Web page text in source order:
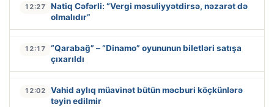
12:27
Natiq Cəfərli: “Vergi məsuliyyətdirsə, nəzarət də
olmalıdır”
12:17
“Qarabağ” – “Dinamo” oyununun biletləri satışa
çıxarıldı
12:02
Vahid aylıq müavinət bütün məcburi köçkünlərə
təyin edilmir